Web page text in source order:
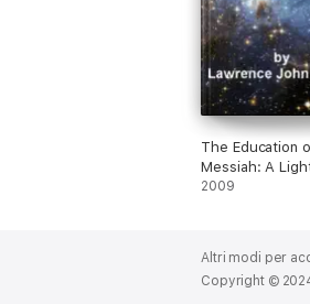
The Education
Messiah: A
Hearted Report
2009
Altri modi per
Copyright ©